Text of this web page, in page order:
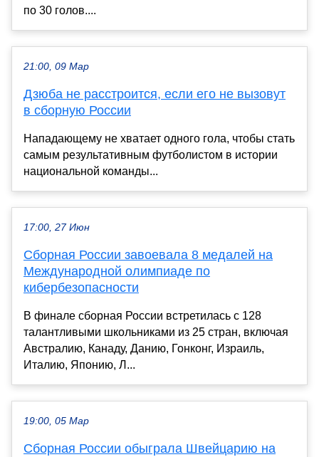
по 30 голов....
21:00, 09 Мар
Дзюба не расстроится, если его не вызовут
в сборную России
Нападающему не хватает одного гола, чтобы стать
самым результативным футболистом в истории
национальной команды...
17:00, 27 Июн
Сборная России завоевала 8 медалей на
Международной олимпиаде по
кибербезопасности
В финале сборная России встретилась с 128
талантливыми школьниками из 25 стран, включая
Австралию, Канаду, Данию, Гонконг, Израиль,
Италию, Японию, Л...
19:00, 05 Мар
Сборная России обыграла Швейцарию на